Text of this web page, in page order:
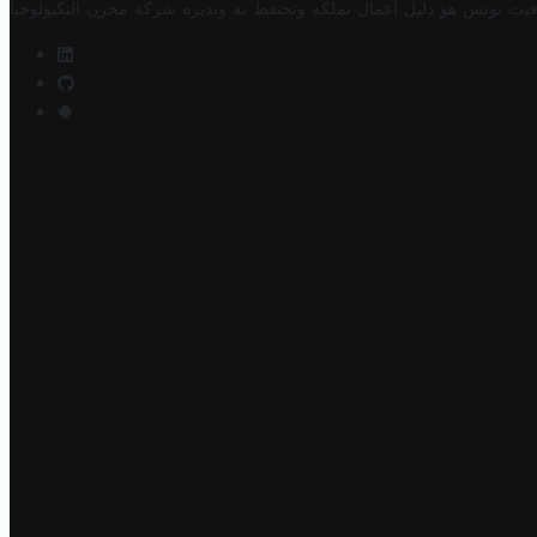
تونس هو دليل أعمال تملكه وتحتفظ به وتديره شركة مخزن التكنولوجيا